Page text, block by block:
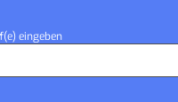
eingeben